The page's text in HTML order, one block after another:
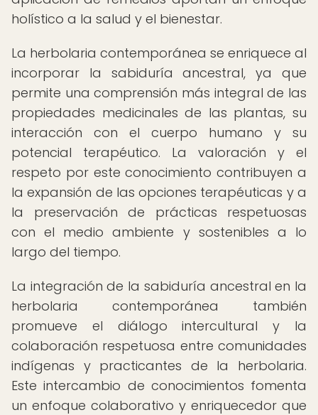
holístico a la salud y el bienestar.
La herbolaria contemporánea se enriquece al
incorporar la sabiduría ancestral, ya que
permite una comprensión más integral de las
propiedades medicinales de las plantas, su
interacción con el cuerpo humano y su
potencial terapéutico. La valoración y el
respeto por este conocimiento contribuyen a
la expansión de las opciones terapéuticas y a
la preservación de prácticas respetuosas
con el medio ambiente y sostenibles a lo
largo del tiempo.
La integración de la sabiduría ancestral en la
herbolaria contemporánea también
promueve el diálogo intercultural y la
colaboración respetuosa entre comunidades
indígenas y practicantes de la herbolaria.
Este intercambio de conocimientos fomenta
un enfoque colaborativo y enriquecedor que